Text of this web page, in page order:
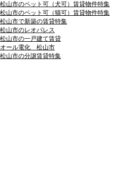
松山市のペット可（犬可）賃貸物件特集
松山市のペット可（猫可）賃貸物件特集
松山市で新築の賃貸特集
松山市のレオパレス
松山市の一戸建て賃貸
オール電化 松山市
松山市の分譲賃貸特集